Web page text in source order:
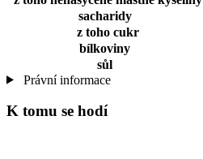
sacharidy
z toho cukr
bílkoviny
sůl
Právní informace
K tomu se hodí